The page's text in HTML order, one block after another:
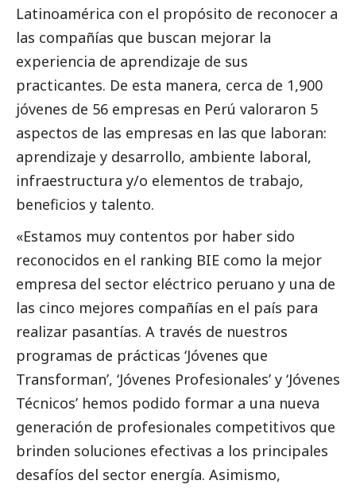
Latinoamérica con el propósito de reconocer a
las compañías que buscan mejorar la
experiencia de aprendizaje de sus
practicantes. De esta manera, cerca de 1,900
jóvenes de 56 empresas en Perú valoraron 5
aspectos de las empresas en las que laboran:
aprendizaje y desarrollo, ambiente laboral,
infraestructura y/o elementos de trabajo,
beneficios y talento.
«Estamos muy contentos por haber sido
reconocidos en el ranking BIE como la mejor
empresa del sector eléctrico peruano y una de
las cinco mejores compañías en el país para
realizar pasantías. A través de nuestros
programas de prácticas ‘Jóvenes que
Transforman’, ‘Jóvenes Profesionales’ y ‘Jóvenes
Técnicos’ hemos podido formar a una nueva
generación de profesionales competitivos que
brinden soluciones efectivas a los principales
desafíos del sector energía. Asimismo,